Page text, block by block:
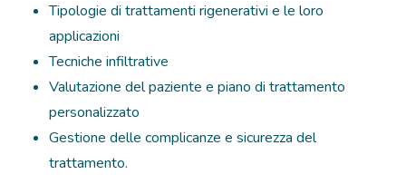
Tipologie di trattamenti rigenerativi e le loro
applicazioni
Tecniche infiltrative
Valutazione del paziente e piano di trattamento
personalizzato
Gestione delle complicanze e sicurezza del
trattamento.